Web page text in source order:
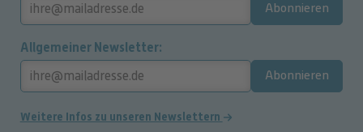
Abonnieren
Allgemeiner Newsletter
Abonnieren
Weitere Infos zu unseren Newslettern